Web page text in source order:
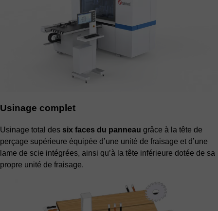
Usinage complet
Usinage total des six faces du panneau grâce à la tête de
perçage supérieure équipée d’une unité de fraisage et d’une
lame de scie intégrées, ainsi qu’à la tête inférieure dotée de sa
propre unité de fraisage.